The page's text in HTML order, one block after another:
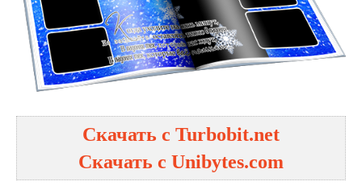
Скачать с Turbobit.net
Скачать с Unibytes.com